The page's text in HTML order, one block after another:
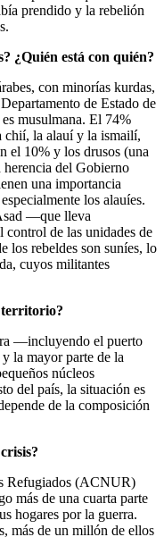
prendido y la rebelión
¿Quién está con quién?
con minorías kurdas,
de Estado de
musulmana. El 74%
chií, la alauí y la ismailí,
el 10% y los drusos (una
del Gobierno
una importancia
los alauíes.
—que lleva
de las unidades de
los rebeldes son suníes, lo
cuyos militantes
territorio?
—incluyendo el puerto
la mayor parte de la
núcleos
del país, la situación es
de la composición
Refugiados (ACNUR)
más de una cuarta parte
hogares por la guerra.
más de un millón de ellos